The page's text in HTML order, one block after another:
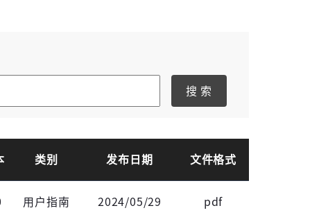
搜 索
类别 发布日期 文件格式
用户指南 2024/05/29 pdf